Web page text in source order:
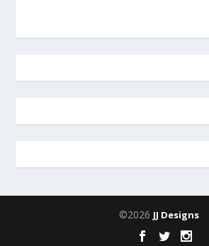
©2026 JJ Designs